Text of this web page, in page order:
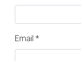
Email *